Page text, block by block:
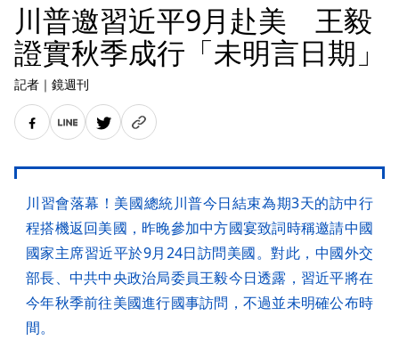
川普邀習近平9月赴美 王毅
證實秋季成行「未明言日期」
記者 ｜ 鏡週刊
川習會落幕！美國總統川普今日結束為期3天的訪中行
程搭機返回美國，昨晚參加中方國宴致詞時稱邀請中國
國家主席習近平於9月24日訪問美國。對此，中國外交
部長、中共中央政治局委員王毅今日透露，習近平將在
今年秋季前往美國進行國事訪問，不過並未明確公布時
間。